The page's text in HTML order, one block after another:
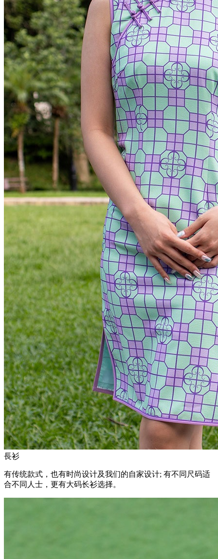
長衫
有传统款式，也有时尚设计及我们的自家设计; 有不同尺码适
合不同人士，更有大码长衫选择。